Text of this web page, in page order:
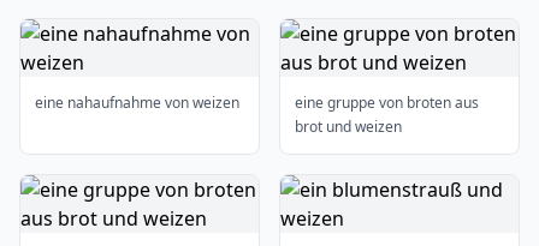
eine nahaufnahme von weizen
eine gruppe von broten aus
brot und weizen